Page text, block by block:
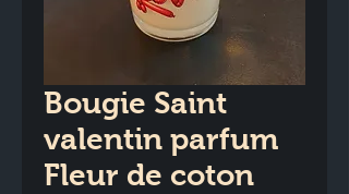
Bougie Saint
valentin parfum
Fleur de coton